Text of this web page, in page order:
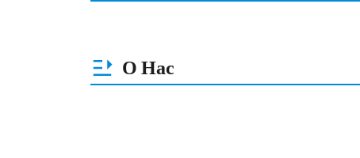
О Нас